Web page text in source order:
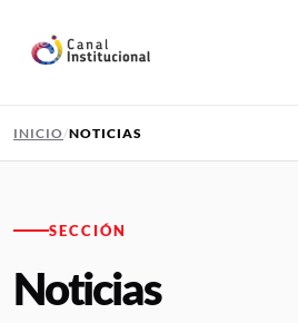
INICIO NOTICIAS
SECCIÓN
Noticias